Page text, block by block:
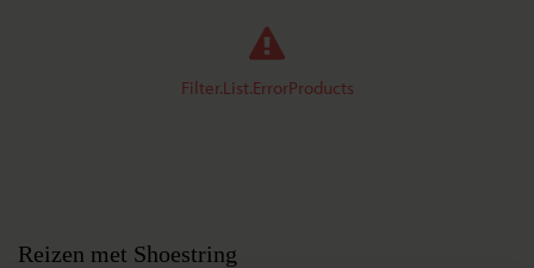
Filter.List.ErrorProducts
Reizen met Shoestring